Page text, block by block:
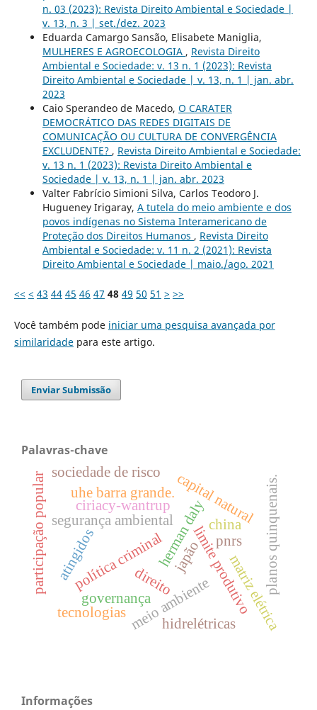
n. 03 (2023): Revista Direito Ambiental e Sociedade |
v. 13, n. 3 | set./dez. 2023
Eduarda Camargo Sansão, Elisabete Maniglia,
MULHERES E AGROECOLOGIA , Revista Direito
Ambiental e Sociedade: v. 13 n. 1 (2023): Revista
Direito Ambiental e Sociedade | v. 13, n. 1 | jan. abr.
2023
Caio Sperandeo de Macedo, O CARATER
DEMOCRÁTICO DAS REDES DIGITAIS DE
COMUNICAÇÃO OU CULTURA DE CONVERGÊNCIA
EXCLUDENTE? , Revista Direito Ambiental e Sociedade:
v. 13 n. 1 (2023): Revista Direito Ambiental e
Sociedade | v. 13, n. 1 | jan. abr. 2023
Valter Fabrício Simioni Silva, Carlos Teodoro J.
Hugueney Irigaray, A tutela do meio ambiente e dos
povos indígenas no Sistema Interamericano de
Proteção dos Direitos Humanos , Revista Direito
Ambiental e Sociedade: v. 11 n. 2 (2021): Revista
Direito Ambiental e Sociedade | maio./ago. 2021
<< < 43 44 45 46 47 48 49 50 51 > >>
Você também pode iniciar uma pesquisa avançada por
similaridadepara este artigo.
Enviar Submissão
Palavras-chave
ciriacy-wantrupherman daly
segurança ambiental
limite produtivo
capital natural
meio ambiente
política criminaljapão
participação popular atingidos direito
hidrelétricas
uhe barra grande.
pnrs
matriz elétrica
china
governança
planos quinquenais.
sociedade de risco
tecnologias
Informações